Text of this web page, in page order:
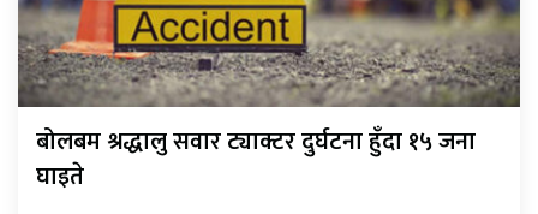
बोलबम श्रद्धालु सवार ट्याक्टर दुर्घटना हुँदा १५ जना
घाइते